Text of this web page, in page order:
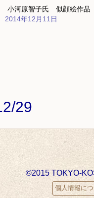
小河原智子氏 似顔絵作品
2014年12月11日
29
©2015 TOKYO-
個人情報に